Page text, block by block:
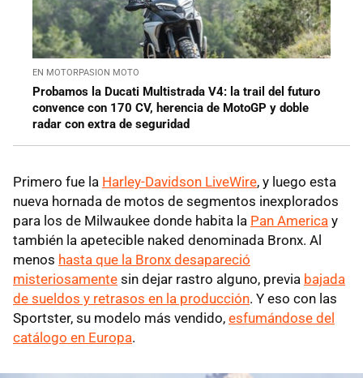
EN MOTORPASION MOTO
Probamos la Ducati Multistrada V4: la trail del futuro
convence con 170 CV, herencia de MotoGP y doble
radar con extra de seguridad
Primero fue la Harley-Davidson LiveWire, y luego esta
nueva hornada de motos de segmentos inexplorados
para los de Milwaukee donde habita la Pan America y
también la apetecible naked denominada Bronx. Al
menos hasta que la Bronx desapareció
misteriosamente sin dejar rastro alguno, previa bajada
de sueldos y retrasos en la producción. Y eso con las
Sportster, su modelo más vendido, esfumándose del
catálogo en Europa.